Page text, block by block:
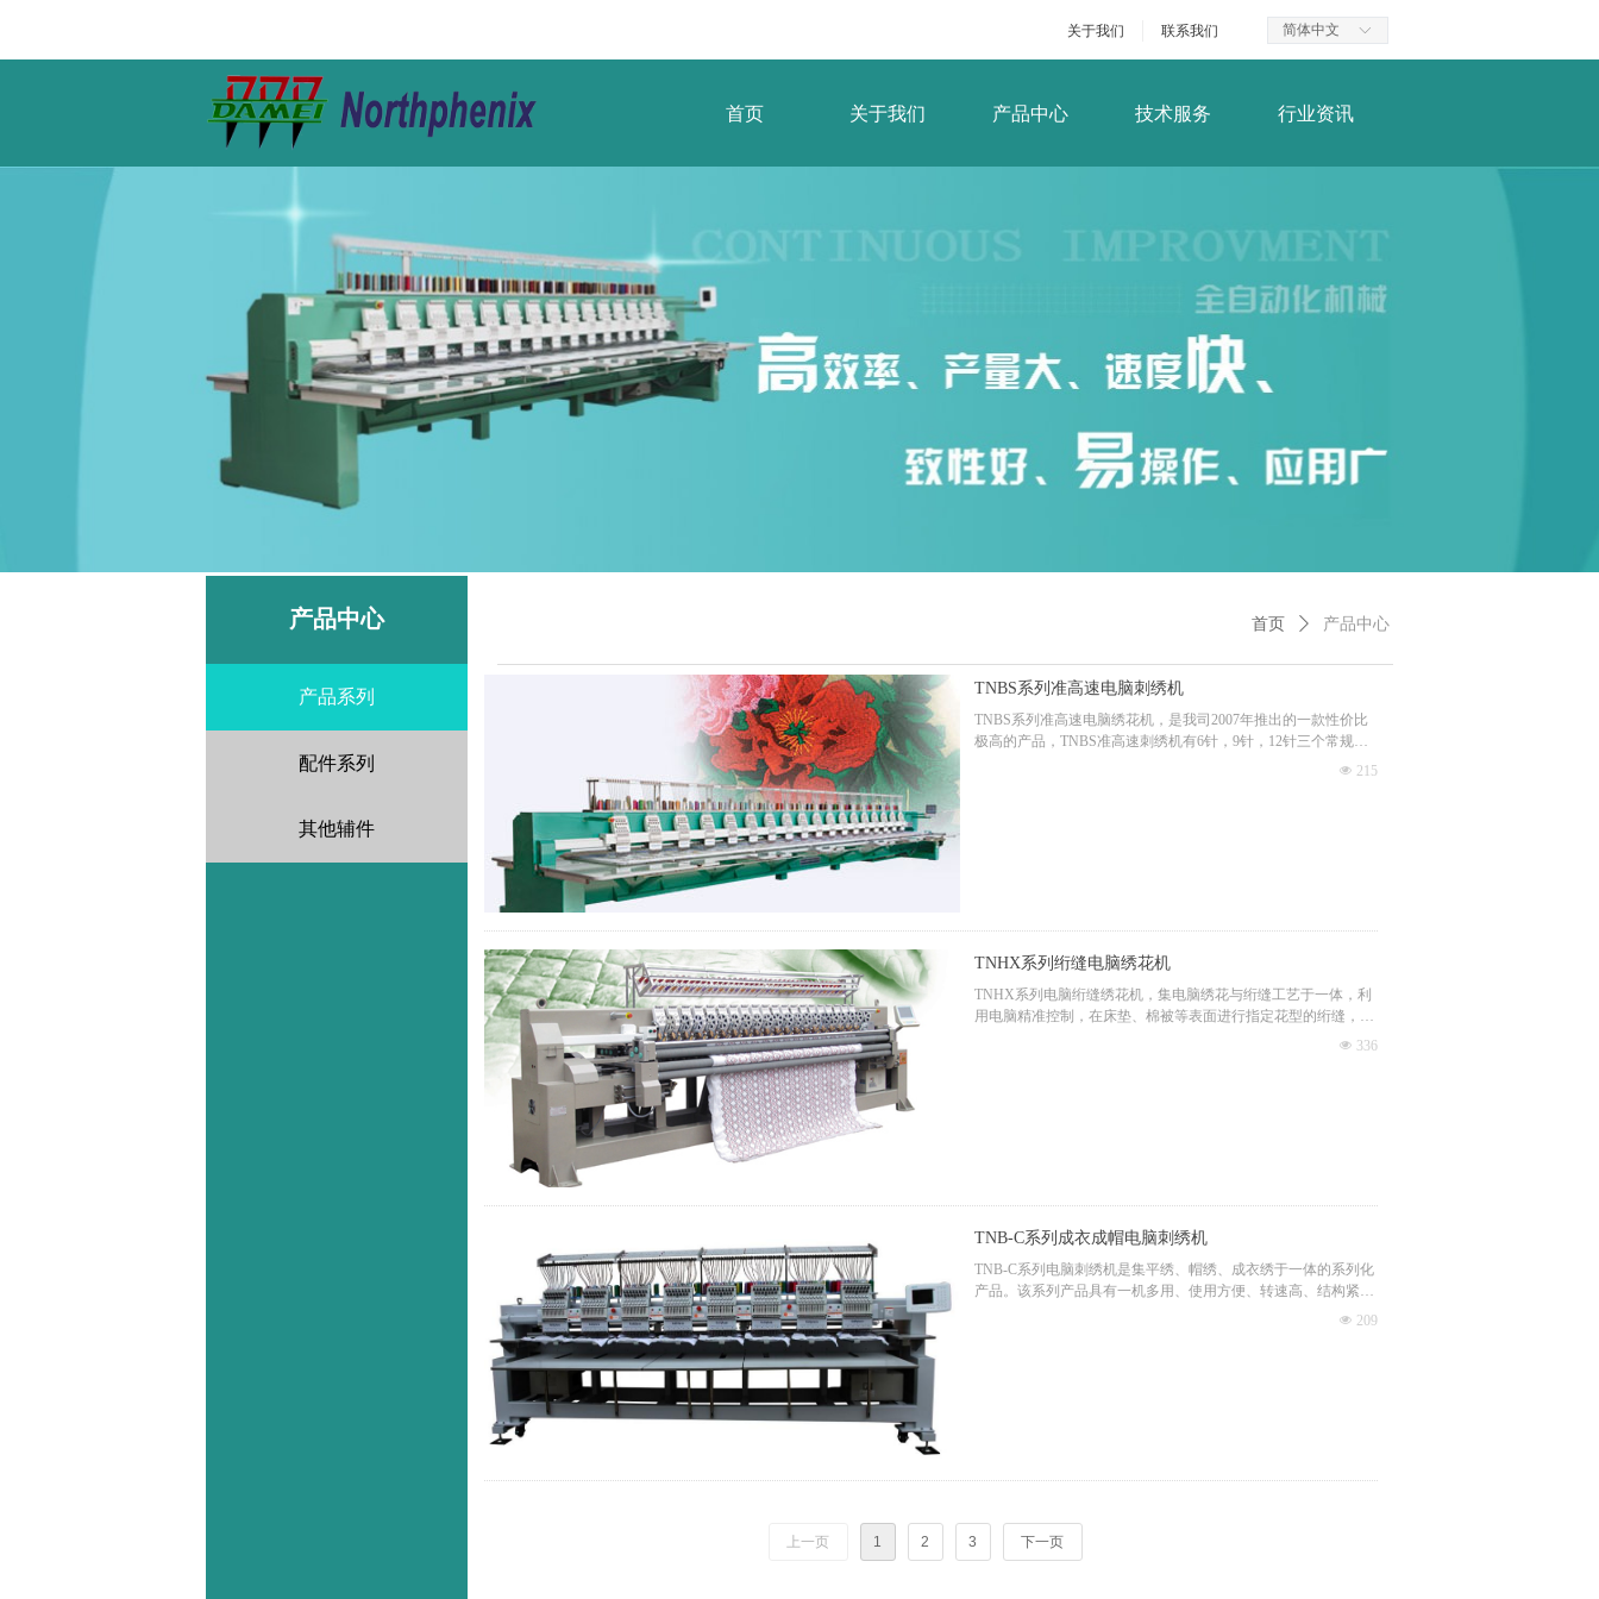
首页 关于我们 产品中心 技术服务 行业资讯
ꀅ
简体中文
关于我们 联系我们
产品中心
产品系列
配件系列
其他辅件
首页 ꄲ 产品中心
TNBS系列准高速电脑刺绣机
TNBS系列准高速电脑绣花机，是我司2007年推出的一款性价比
极高的产品，TNBS准高速刺绣机有6针，9针，12针三个常规系
列。为提高刺绣机的性能，给用户提供最好的产品，TNBS准高
넶 215
TNHX系列绗缝电脑绣花机
TNHX系列电脑绗缝绣花机，集电脑绣花与绗缝工艺于一体，利
用电脑精准控制，在床垫、棉被等表面进行指定花型的绗缝，生
넶 336
TNB-C系列成衣成帽电脑刺绣机
TNB-C系列电脑刺绣机是集平绣、帽绣、成衣绣于一体的系列化
产品。该系列产品具有一机多用、使用方便、转速高、结构紧
凑、性能稳定、绣品质量精良等特点，深受国内外广大客户的喜
넶 209
上一页 1 2 3 下一页